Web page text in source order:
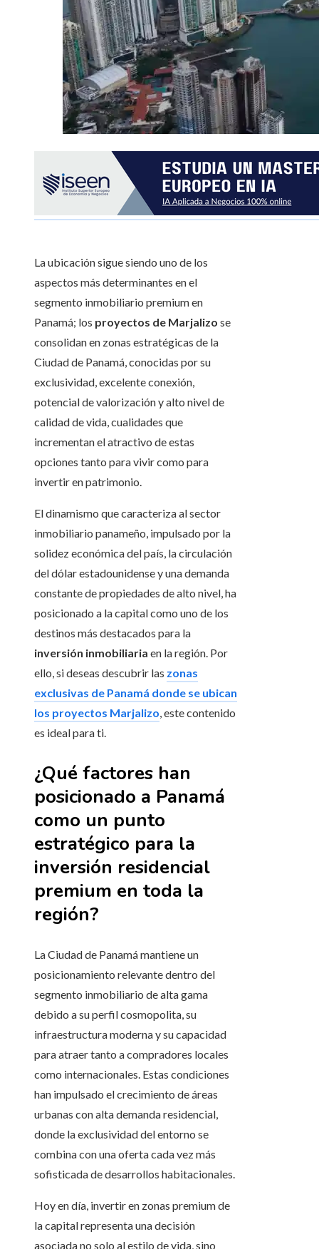
La ubicación sigue siendo uno de los
aspectos más determinantes en el
segmento inmobiliario premium en
Panamá; los proyectos de Marjalizo se
consolidan en zonas estratégicas de la
Ciudad de Panamá, conocidas por su
exclusividad, excelente conexión,
potencial de valorización y alto nivel de
calidad de vida, cualidades que
incrementan el atractivo de estas
opciones tanto para vivir como para
invertir en patrimonio.
El dinamismo que caracteriza al sector
inmobiliario panameño, impulsado por la
solidez económica del país, la circulación
del dólar estadounidense y una demanda
constante de propiedades de alto nivel, ha
posicionado a la capital como uno de los
destinos más destacados para la
inversión inmobiliaria en la región. Por
ello, si deseas descubrir las zonas
exclusivas de Panamá donde se ubican
los proyectos Marjalizo, este contenido
es ideal para ti.
¿Qué factores han
posicionado a Panamá
como un punto
estratégico para la
inversión residencial
premium en toda la
región?
La Ciudad de Panamá mantiene un
posicionamiento relevante dentro del
segmento inmobiliario de alta gama
debido a su perfil cosmopolita, su
infraestructura moderna y su capacidad
para atraer tanto a compradores locales
como internacionales. Estas condiciones
han impulsado el crecimiento de áreas
urbanas con alta demanda residencial,
donde la exclusividad del entorno se
combina con una oferta cada vez más
sofisticada de desarrollos habitacionales.
Hoy en día, invertir en zonas premium de
la capital representa una decisión
asociada no solo al estilo de vida, sino